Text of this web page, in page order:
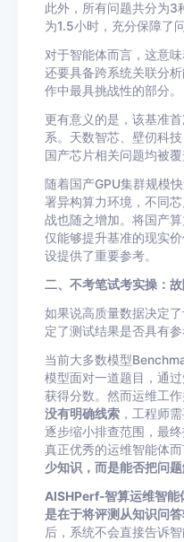
此外，所有问题共分为3
为1.5小时，充分保障了
对于智能体而言，这意
还要具备跨系统关联分
作中最具挑战性的部分。
更有意义的是，该基准
系。天数智芯、壁仞科
国产芯片相关问题均被覆
随着国产GPU集群规模
署异构算力环境，不同
战也随之增加。将国产
仅能够提升基准的现实
设提供了重要参考。
二、不考笔试考实操：
如果说高质量数据决定
定了测试结果是否具有参
当前大多数模型
模型面对一道题目，通
获得分数。然而运维工
没有明确线索 ，工程师
逐步缩小排查范围，最
真正优秀的运维智能体而
少知识，而是能否把问题
AISHPerf-智算运维智能
是在于将评测从知识问答
后，系统不会直接告诉